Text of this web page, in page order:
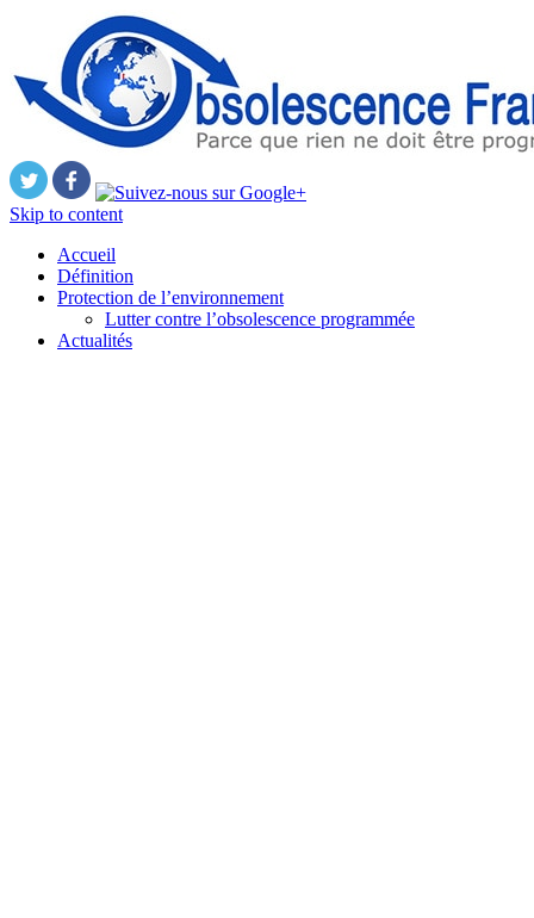
Skip to content
Accueil
Définition
Protection de l’environnement
Lutter contre l’obsolescence programmée
Actualités